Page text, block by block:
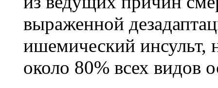
выраженной
ишемический инсульт,
около 80% всех видов